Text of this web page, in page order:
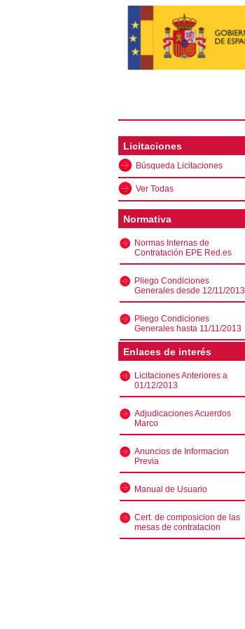
Licitaciones
Búsqueda Licitaciones
Ver Todas
Normativa
Normas Internas de
Contratación EPE Red.es
Pliego Condiciones
Generales desde 12/11/2013
Pliego Condiciones
Generales hasta 11/11/2013
Enlaces de interés
Licitaciones Anteriores a
01/12/2013
Adjudicaciones Acuerdos
Marco
Anuncios de Informacion
Previa
Manual de Usuario
Cert. de composicion de las
mesas de contratacion